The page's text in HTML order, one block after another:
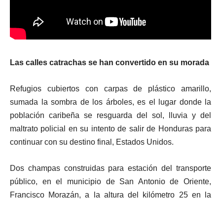
Las calles catrachas se han convertido en su morada
Refugios cubiertos con carpas de plástico amarillo,
sumada la sombra de los árboles, es el lugar donde la
población caribeña se resguarda del sol, lluvia y del
maltrato policial en su intento de salir de Honduras para
continuar con su destino final, Estados Unidos.
Dos champas construidas para estación del transporte
público, en el municipio de San Antonio de Oriente,
Francisco Morazán, a la altura del kilómetro 25 en la